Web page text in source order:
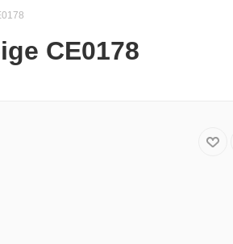
CE0178